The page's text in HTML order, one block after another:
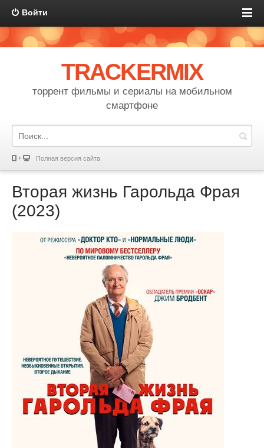
Войти
TRACKERMIX
торрент фильмы и сериалы на мобильном
смартфоне
Полная версия сайта
Вторая жизнь Гарольда Фрая
(2023)